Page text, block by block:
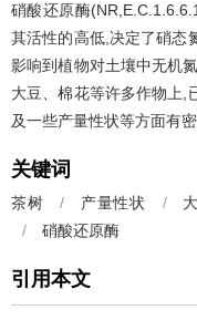
硝酸还原酶
其活性的高低,决定了硝态
影响到植物对土壤中无机
大豆、棉花等许多作物上,
及一些产量性状等方面有
关键词
茶树 / 产量性状 /
/
硝酸还原酶
引用本文